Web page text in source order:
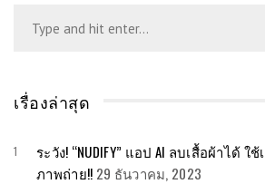
เรื่องล่าสุด
ระวัง! “NUDIFY” แอป AI ลบเสื้อผ้าได้
ภาพถ่าย!! 29 ธันวาคม, 2023